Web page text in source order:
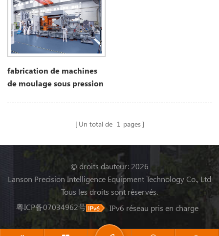
fabrication de machines
de moulage sous pression
Un total de 1 pages
© droits dauteur: 2026
Lanson Precision Intelligence Equipment Technology Co., Ltd
Tous les droits sont réservés.
粤ICP备07034962号
IPv6 réseau pris en charge